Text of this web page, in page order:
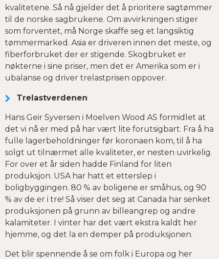
kvalitetene. Så nå gjelder det å prioritere sagtømmer
til de norske sagbrukene. Om avvirkningen stiger
som forventet, må Norge skaffe seg et langsiktig
tømmermarked. Asia er driveren innen det meste, og
fiberforbruket der er stigende. Skogbruket er
nøkterne i sine priser, men det er Amerika som er i
ubalanse og driver trelastprisen oppover.
Trelastverdenen
Hans Geir Syversen i Moelven Wood AS formidlet at
det vi nå er med på har vært lite forutsigbart. Fra å ha
fulle lagerbeholdninger før koronaen kom, til å ha
solgt ut tilnærmet alle kvaliteter, er nesten uvirkelig.
For over et år siden hadde Finland for liten
produksjon. USA har hatt et etterslep i
boligbyggingen. 80 % av boligene er småhus, og 90
% av de er i tre! Så viser det seg at Canada har senket
produksjonen på grunn av billeangrep og andre
kalamiteter. I vinter har det vært ekstra kaldt her
hjemme, og det la en demper på produksjonen.
Det blir spennende å se om folk i Europa og her